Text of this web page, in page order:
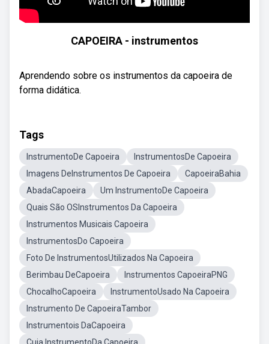
CAPOEIRA - instrumentos
Aprendendo sobre os instrumentos da capoeira de
forma didática.
Tags
InstrumentoDe Capoeira
InstrumentosDe Capoeira
Imagens DeInstrumentos De Capoeira
CapoeiraBahia
AbadaCapoeira
Um InstrumentoDe Capoeira
Quais São OSInstrumentos Da Capoeira
Instrumentos Musicais Capoeira
InstrumentosDo Capoeira
Foto De InstrumentosUtilizados Na Capoeira
Berimbau DeCapoeira
Instrumentos CapoeiraPNG
ChocalhoCapoeira
InstrumentoUsado Na Capoeira
Instrumento De CapoeiraTambor
Instrumentois DaCapoeira